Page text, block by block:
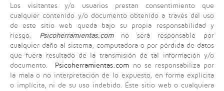
Los visitantes y/o usuarios prestan consentimiento que
cualquier contenido y/o documento obtenido a través del uso
de este sitio web queda bajo su propia responsabilidad y
riesgo.
Psicoherramientas.comno será responsable por
cualquier daño al sistema, computadora o por pérdida de datos
que fuera resultado de la transmisión de tal información y/o
documento.
Psicoherramientas.com no se responsabiliza por
la mala o no interpretación de lo expuesto, en forma explícita
o implícita, ni de su uso indebido. Éste sitio web o cualquiera